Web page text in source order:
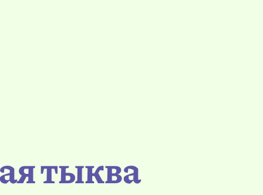
тыква